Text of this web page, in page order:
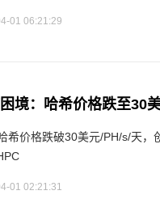
01 06:21:29
境：哈希价格跌至30
希价格跌破30美元/PH/s/天，
01 02:21:31